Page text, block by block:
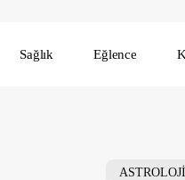
Sağlık Eğlence